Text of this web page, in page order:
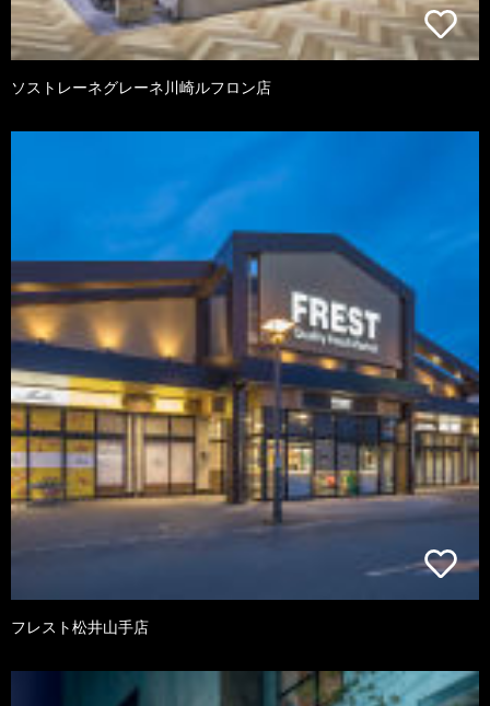
ソストレーネグレーネ川崎ルフロン店
フレスト松井山手店